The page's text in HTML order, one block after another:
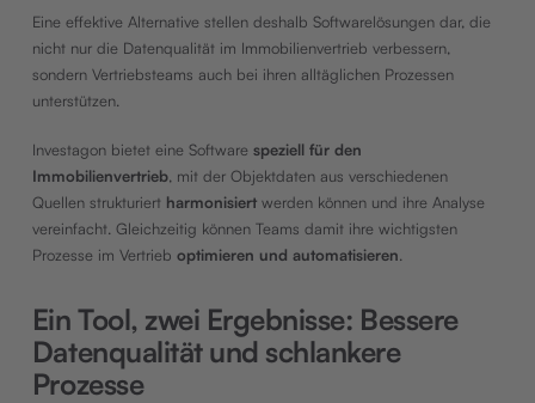
Eine effektive Alternative stellen deshalb Softwarelösungen dar, die
nicht nur die Datenqualität im Immobilienvertrieb verbessern,
sondern Vertriebsteams auch bei ihren alltäglichen Prozessen
unterstützen.
Investagon bietet eine Software speziell für den
Immobilienvertrieb, mit der Objektdaten aus verschiedenen
Quellen strukturiert harmonisiertwerden können und ihre Analyse
vereinfacht. Gleichzeitig können Teams damit ihre wichtigsten
Prozesse im Vertrieb optimieren und automatisieren.
Ein Tool, zwei Ergebnisse: Bessere
Datenqualität und schlankere
Prozesse